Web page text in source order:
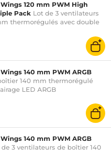
120 mm PWM High
Pack Lot de 3 ventilateurs
thermorégulés avec double
140 mm PWM ARGB
140 mm thermorégulé
LED ARGB
140 mm PWM ARGB
de 3 ventilateurs de boîtier 140